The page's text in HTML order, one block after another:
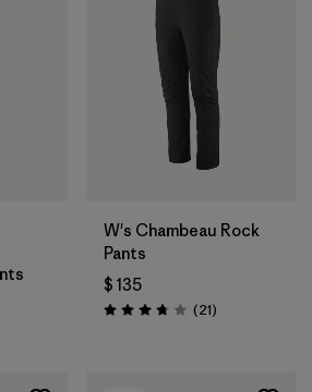
W's Chambeau Rock
Pants
$ 135
Valoración: 3.8 / 5
(21Comentarios
)